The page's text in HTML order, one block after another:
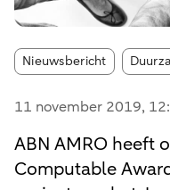
Nieuwsbericht Article
11 november 2019,
ABN AMRO heeft
Computable